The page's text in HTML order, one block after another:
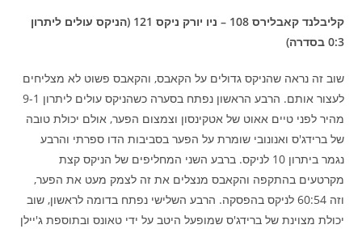
קליבלנד קאבלירס 108 – ניו יורק ניקס 121 (הניקס עולים ליתרון
0:3 בסדרה)
שוב זה נראה שהניקס גדולים על הקאבס, והקאבס פשוט לא מצליחים
לעצור אותם. הרבע הראשון נפתח בסערה כשהניקס עולים ליתרון 9-1
מהיר לפני טיים אאוט של אטקינסון וצמצום הפער, אולם יכולת טובה
של ברידג'ס ואנונובי שומרת על הפער בסביבות הדו ספרתי והרבע
נגמר ביתרון 10 לניקס. ברבע השני המחליפים של הניקס קצת
מקרטעים בהתקפה והקאבס מנצלים את זה לצמק מעט את הפער,
וזה 60:54 לניקס בהפסקה. הרבע השלישי נפתח בדומה לראשון, שוב
יכולת מצוינת של ברידג'ס שמופעל היטב על ידי טאונס ובתוספת ג'יילן